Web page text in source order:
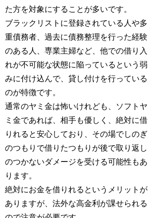
た方を対象にすることが多いです。
ブラックリストに登録されている人や多
重債務者、過去に債務整理を行った経験
のある人、専業主婦など、他での借り入
れが不可能な状態に陥っているという弱
みに付け込んで、貸し付けを行っている
のが特徴です。
通常のヤミ金は怖いけれども、ソフトヤ
ミ金であれば、相手も優しく、絶対に借
りれると安心しており、その場でしのぎ
のつもりで借りたつもりが後で取り返し
のつかないダメージを受ける可能性もあ
ります。
絶対にお金を借りれるというメリットが
ありますが、法外な高金利が課せられる